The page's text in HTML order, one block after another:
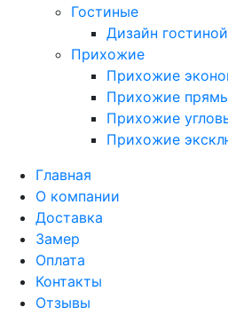
Гостиные
Дизайн гостиной
Прихожие
Прихожие
Прихожие
Прихожие
Прихожие
Главная
О компании
Доставка
Замер
Оплата
Контакты
Отзывы